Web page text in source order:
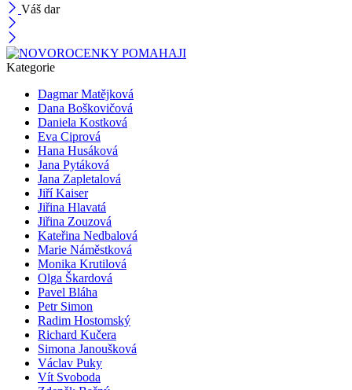
Váš dar
Kategorie
Dagmar Matějková
Dana Boškovičová
Daniela Kostková
Eva Ciprová
Hana Husáková
Jana Pytáková
Jana Zapletalová
Jiří Kaiser
Jiřina Hlavatá
Jiřina Zouzová
Kateřina Nedbalová
Marie Náměstková
Monika Krutilová
Olga Škardová
Pavel Bláha
Petr Simon
Radim Hostomský
Richard Kučera
Simona Janoušková
Václav Puky
Vít Svoboda